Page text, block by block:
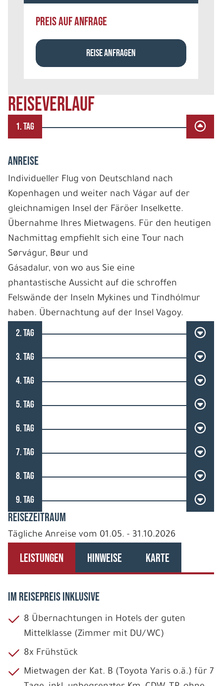
REISEVERLAUF
1. TAG
ANREISE
Individueller Flug von Deutschland nach
Kopenhagen und weiter nach Vágar auf der
gleichnamigen Insel der Färöer Inselkette.
Übernahme Ihres Mietwagens. Für den heutigen
Nachmittag empfiehlt sich eine Tour nach
Sørvágur, Bøur und
Gásadalur, von wo aus Sie eine
phantastische Aussicht auf die schroffen
Felswände der Inseln Mykines und Tindhólmur
haben. Übernachtung auf der Insel Vagoy.
2. TAG
3. TAG
4. TAG
5. TAG
6. TAG
7. TAG
8. TAG
9. TAG
REISEZEITRAUM
Tägliche Anreise vom 01.05. - 31.10.2026
LEISTUNGEN HINWEISE KARTE
IM REISEPREIS INKLUSIVE
8 Übernachtungen in Hotels der guten
Mittelklasse (Zimmer mit DU/WC)
8x Frühstück
Mietwagen der Kat. B (Toyota Yaris o.ä.) für 7
PREIS AUF ANFRAGE
REISE ANFRAGEN